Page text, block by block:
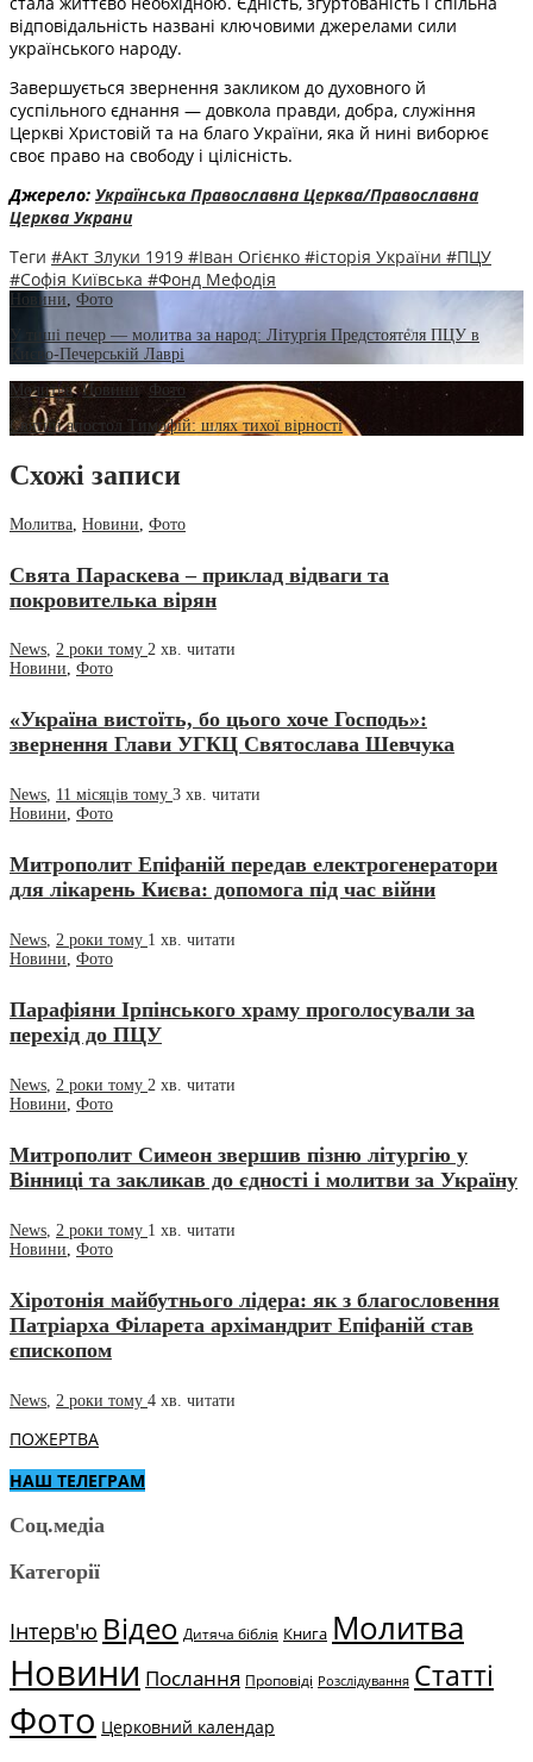
відповідальність названі ключовими джерелами сили
українського народу.
Завершується звернення закликом до духовного й
суспільного єднання — довкола правди, добра, служіння
Церкві Христовій та на благо України, яка й нині виборює
своє право на свободу і цілісність.
Джерело: Українська Православна Церква/Православна
Церква Украни
Теги #Акт Злуки 1919 #Іван Огієнко #історія України #ПЦУ
#Софія Київська #Фонд Мефодія
Новини Фото
У тиші печер — молитва за народ: Літургія Предстоятеля ПЦУ в
Києво-Печерській Лаврі
Молитва,Новини , Фото
Святий апостол Тимофій: шлях тихої вірності
Схожі записи
Молитва Новини Фото
Свята Параскева – приклад відваги та
покровителька вірян
News, 2 роки тому 2 хв. читати
Новини, Фото
«Україна вистоїть, бо цього хоче Господь»:
звернення Глави УГКЦ Святослава Шевчука
News, 11 місяців тому 3 хв. читати
Новини, Фото
Митрополит Епіфаній передав електрогенератори
для лікарень Києва: допомога під час війни
News, 2 роки тому 1 хв. читати
Новини, Фото
Парафіяни Ірпінського храму проголосували за
перехід до ПЦУ
News, 2 роки тому 2 хв. читати
Новини, Фото
Митрополит Симеон звершив пізню літургію у
Вінниці та закликав до єдності і молитви за Україну
News 2 роки тому 1 хв. читати
Новини Фото
Хіротонія майбутнього лідера: як з благословення
Патріарха Філарета архімандрит Епіфаній став
єпископом
News 2 роки тому 4 хв. читати
ПОЖЕРТВА
НАШ ТЕЛЕГРАМ
Соц.медіа
Категорії
Інтерв'ю Відео Дитяча біблія Книга Молитва
Новини Послання Проповіді Розслідування Статті
Фото Церковний календар